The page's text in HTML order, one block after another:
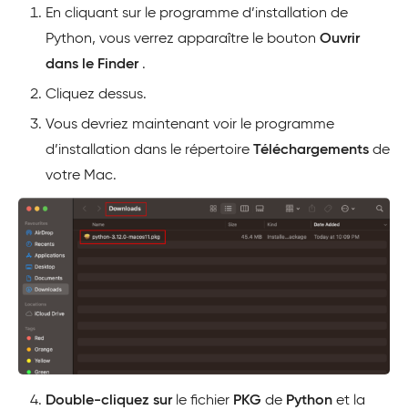
En cliquant sur le programme d’installation de
Python, vous verrez apparaître le bouton Ouvrir
dans le Finder .
Cliquez dessus.
Vous devriez maintenant voir le programme
d’installation dans le répertoire Téléchargements de
votre Mac.
Double-cliquez surle fichier PKG de Python et la